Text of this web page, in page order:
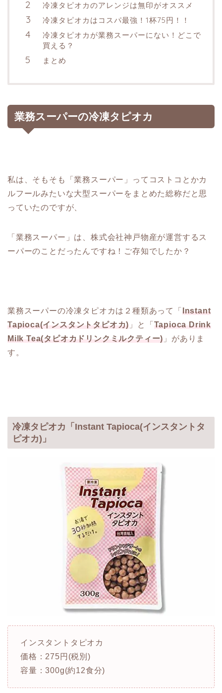
冷凍タピオカのアレンジは無印がオススメ
冷凍タピオカはコスパ最強！1杯75円！！
冷凍タピオカが業務スーパーにない！どこで
買える？
まとめ
業務スーパーの冷凍タピオカ
私は、そもそも「業務スーパー」ってコストコとかカ
ルフールみたいな大型スーパーをまとめた総称だと思
っていたのですが、
「業務スーパー」は、株式会社神戸物産が運営するス
ーパーのことだったんですね！ご存知でしたか？
業務スーパーの冷凍タピオカは２種類あって「
Instant
Tapioca(インスタントタピオカ) 」と「 Tapioca Drink
Milk Tea(タピオカドリンクミルクティー) 」がありま
す。
冷凍タピオカ「Instant Tapioca(インスタントタ
ピオカ)」
インスタントタピオカ
価格：275円(税別)
容量：300g(約12食分)